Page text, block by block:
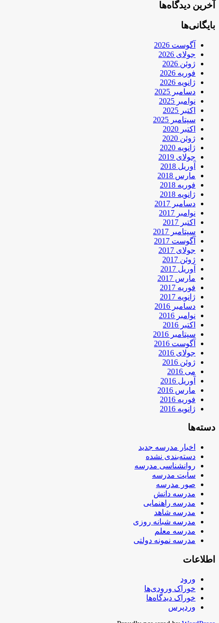
آخرین دیدگاه‌ها
بایگانی‌ها
آگوست 2026
جولای 2026
ژوئن 2026
فوریه 2026
ژانویه 2026
دسامبر 2025
نوامبر 2025
اکتبر 2025
سپتامبر 2025
اکتبر 2020
ژوئن 2020
ژانویه 2020
جولای 2019
آوریل 2018
مارس 2018
فوریه 2018
ژانویه 2018
دسامبر 2017
نوامبر 2017
اکتبر 2017
سپتامبر 2017
آگوست 2017
جولای 2017
ژوئن 2017
آوریل 2017
مارس 2017
فوریه 2017
ژانویه 2017
دسامبر 2016
نوامبر 2016
اکتبر 2016
سپتامبر 2016
آگوست 2016
جولای 2016
ژوئن 2016
می 2016
آوریل 2016
مارس 2016
فوریه 2016
ژانویه 2016
دسته‌ها
اخبار مدرسه جدید
دسته‌بندی نشده
روانشناسی مدرسه
سایت مدرسه
صور مدرسه
مدرسه دانش
مدرسه راهنمایی
مدرسه شاهد
مدرسه شبانه روزی
مدرسه معلم
مدرسه نمونه دولتی
اطلاعات
ورود
خوراک ورودی‌ها
خوراک دیدگاه‌ها
وردپرس